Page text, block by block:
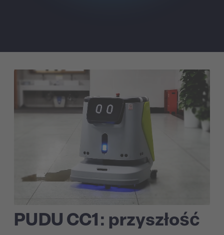
PUDU CC1: przyszłość